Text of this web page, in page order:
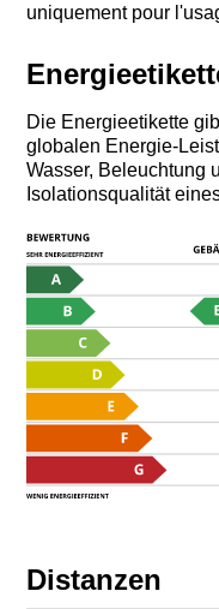
uniquement pour
Die Energieetikette
globalen Energie-
Wasser, Beleuchtung
Isolationsqualität
Distanzen